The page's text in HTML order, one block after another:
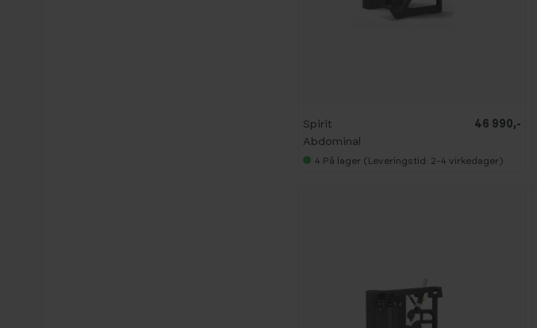
Spirit
Abdominal
46 990,-
4 På lager (Leveringstid: 2-4 virkedager)